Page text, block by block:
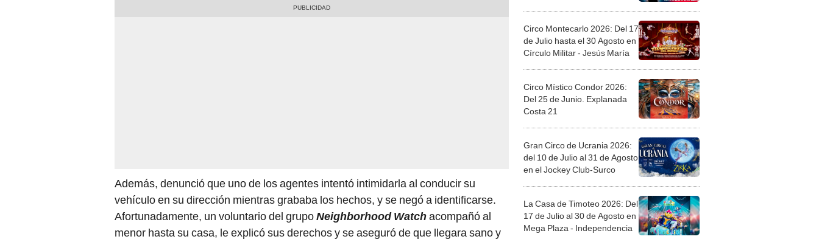
Además, denunció que uno de los agentes intentó intimidarla al conducir su
vehículo en su dirección mientras grababa los hechos, y se negó a identificarse.
Afortunadamente, un voluntario del grupoNeighborhood Watchacompañó al
menor hasta su casa, le explicó sus derechos y se aseguró de que llegara sano y
Circo Montecarlo 2026: Del 17
de Julio hasta el 30 Agosto en
Círculo Militar - Jesús María
Circo Místico Condor 2026:
Del 25 de Junio. Explanada
Costa 21
Gran Circo de Ucrania 2026:
del 10 de Julio al 31 de Agosto
en el Jockey Club-Surco
La Casa de Timoteo 2026: Del
17 de Julio al 30 de Agosto en
Mega Plaza - Independencia